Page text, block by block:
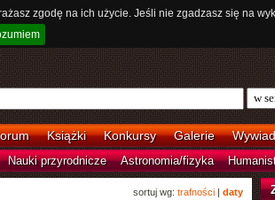
zgodę na ich użycie. Jeśli nie zgadzasz się na
Książki Konkursy Galerie
Nauki przyrodnicze Astronomia/fizyka
sortuj wg: trafności| daty